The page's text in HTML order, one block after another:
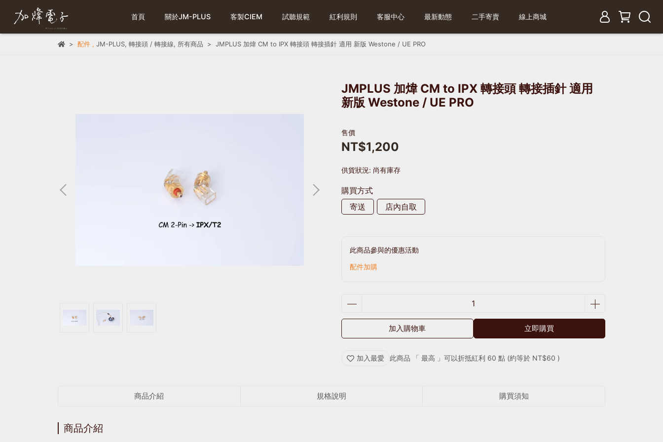
首頁 關於JM-PLUS 客製CIEM 試聽規範 紅利規則 客服中心 最新動態 二手寄賣 線上商城
配件, JM-PLUS, 轉接頭 / 轉接線, 所有商品 JMPLUS 加煒 CM to IPX 轉接頭 轉接插針 適用 新版 Westone / UE PRO
JMPLUS 加煒 CM to IPX 轉接頭 轉接插針 適用
新版 Westone / UE PRO
售價
NT$1,200
供貨狀況: 尚有庫存
購買方式
寄送
店內自取
此商品參與的優惠活動
配件加購
加入購物車 立即購買
加入最愛 此商品 「 最高 」可以折抵紅利 60 點 (約等於 NT$60 )
商品介紹 規格說明 購買須知
商品介紹